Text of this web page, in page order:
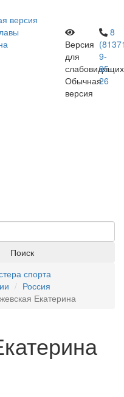
версия
Версия
для
слабовидящих
Обычная
версия
8
9-
95-
26
Поиск
спорта
Россия
Екатерина